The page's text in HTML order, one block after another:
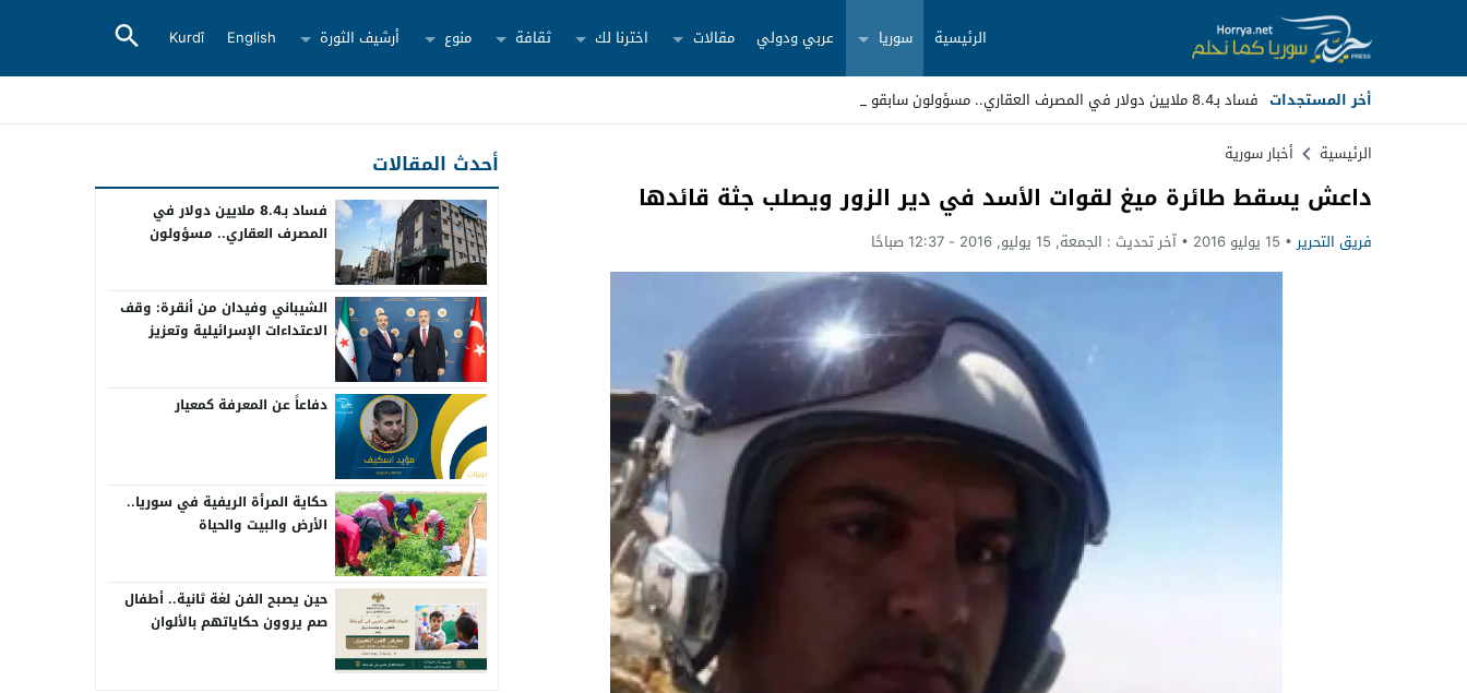
الرئيسية سوريا عربي ودولي مقالات اخترنا لك ثقافة منوع أرشيف الثورة English
Kurdî
أخر المستجدات فساد بـ8.4 ملايين دولار في المصرف العقاري.. مسؤولون سابقون أمام ا _
Stop
Previous
Next
الرئيسية أخبار سورية
داعش يسقط طائرة ميغ لقوات الأسد في دير الزور ويصلب جثة قائدها
فريق التحرير 15 يوليو 2016 آخر تحديث : الجمعة, 15 يوليو, 2016 - 12:37 صباحًا
أحدث المقالات
فساد بـ8.4 ملايين دولار في
المصرف العقاري.. مسؤولون
الشيباني وفيدان من أنقرة: وقف
الاعتداءات الإسرائيلية وتعزيز
دفاعاً عن المعرفة كمعيار
حكاية المرأة الريفية في سوريا..
الأرض والبيت والحياة
حين يصبح الفن لغة ثانية.. أطفال
صم يروون حكاياتهم بالألوان